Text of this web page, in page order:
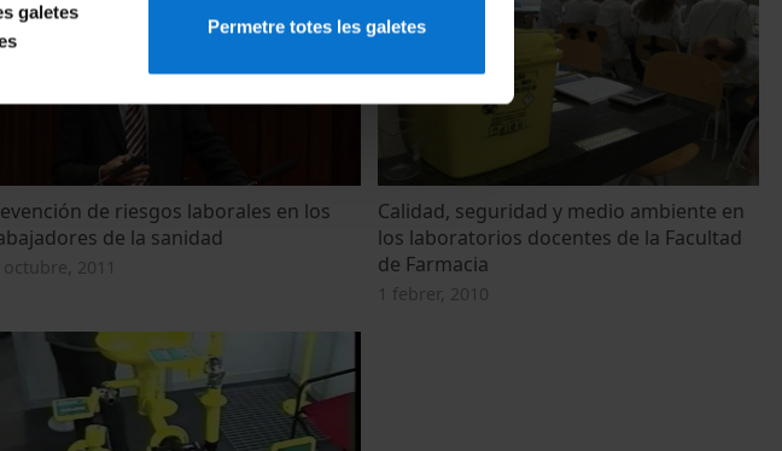
galetes
Permetre totes les galetes
de riesgos laborales en los
de la sanidad
octubre, 2011
Calidad, seguridad y medio ambiente en
los laboratorios docentes de la Facultad
de Farmacia
1 febrer, 2010